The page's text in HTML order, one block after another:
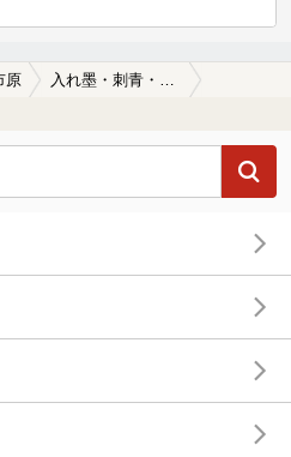
原 入れ墨・刺青・タトゥーOKの市原の温泉、日帰り温泉、スーパー銭湯おすすめ